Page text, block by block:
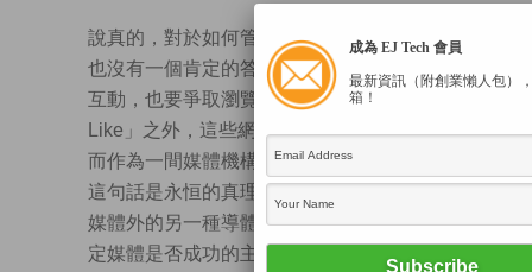
說真的，對於如何管理這些「討論」，我
也沒有一個肯定的答案，但在既要與讀者
互動，也要爭取瀏覽量的今天，除了「呃
Like」之外，這些網上討論絕不容小覷。
而作為一間媒體機構，「內容才是王者」
這句話是永恒的真理，新媒體只是在傳統
媒體外的另一種導體，精采的內容才是決
定媒體是否成功的主要因素，正所謂「有
成為 EJ Tech 會員
最新資訊（附創業懶人包）
箱！